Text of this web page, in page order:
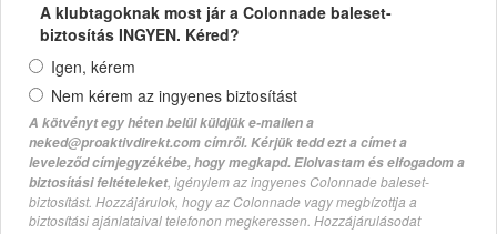
A klubtagoknak most jár a Colonnade baleset-
biztosítás INGYEN. Kéred?
Igen, kérem
Nem kérem az ingyenes biztosítást
A kötvényt egy héten belül küldjük e-mailen a
neked@proaktivdirekt.com címről. Kérjük tedd ezt a címet a
leveleződ címjegyzékébe, hogy megkapd. Elolvastam és elfogadom a
biztosítási feltételeket, igénylem az ingyenes Colonnade baleset-
biztosítást. Hozzájárulok, hogy az Colonnade vagy megbízottja a
biztosítási ajánlataival telefonon megkeressen. Hozzájárulásodat